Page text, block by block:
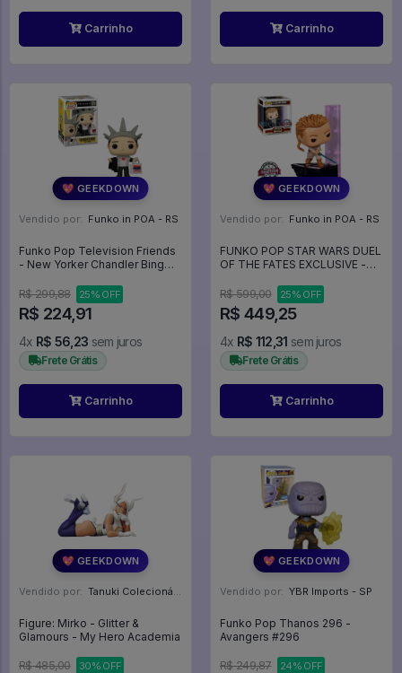
Carrinho Carrinho
💖 GEEKDOWN
Vendido por: Funko in POA - RS
Funko Pop Television Friends
- New Yorker Chandler Bing
R$ 299,88
25% OFF
R$ 224,91
4x R$ 56,23 sem juros
Frete Grátis
Carrinho
💖 GEEKDOWN
Vendido por: Funko in POA - RS
FUNKO POP STAR WARS DUEL
OF THE FATES EXCLUSIVE -
R$ 599,00 25% OFF
R$ 449,25
4x R$ 112,31 sem juros
Frete Grátis
Carrinho
💖 GEEKDOWN
Vendido por: Tanuki Colecionáveis - SP
Figure: Mirko - Glitter &
Glamours - My Hero Academia
R$ 485,00 30% OFF
💖 GEEKDOWN
Vendido por: YBR Imports - SP
Funko Pop Thanos 296 -
Avangers #296
R$ 249,87 24% OFF